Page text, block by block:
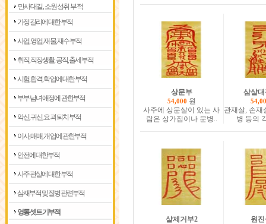
만사대길, 소원성취 부적
가정 길리에 대한부적
사업, 영업, 재물, 재수 부적
취직, 직장생활, 공직, 출세 부적
시험, 합격, 학업에 대한 부적
부부 남녀 애정에 관한부적
악신, 귀신, 요괴 퇴치 부적
이사, 매매, 개업에 관한부적
안전에 대한부적
사주 관살에 대한부적
삼재부적 및 질병관련부적
영통 셋트 기부적
상문부
54,000 원
사주에 상문살이 있는 사
람은 상가집이나 문병..
삼살
관재살, 손재
병 등의
살제거부2 원